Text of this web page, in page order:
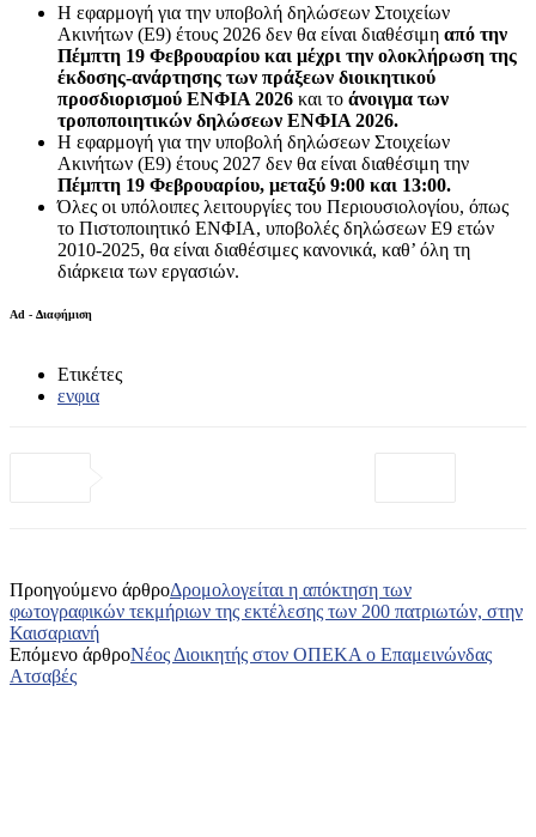
Η εφαρμογή για την υποβολή δηλώσεων Στοιχείων
Ακινήτων (Ε9) έτους 2026 δεν θα είναι διαθέσιμη από την
Πέμπτη 19 Φεβρουαρίου και μέχρι την ολοκλήρωση της
έκδοσης-ανάρτησης των πράξεων διοικητικού
προσδιορισμού ΕΝΦΙΑ 2026 και το άνοιγμα των
τροποποιητικών δηλώσεων ΕΝΦΙΑ 2026.
Η εφαρμογή για την υποβολή δηλώσεων Στοιχείων
Ακινήτων (Ε9) έτους 2027 δεν θα είναι διαθέσιμη την
Πέμπτη 19 Φεβρουαρίου, μεταξύ 9:00 και 13:00.
Όλες οι υπόλοιπες λειτουργίες του Περιουσιολογίου, όπως
το Πιστοποιητικό ΕΝΦΙΑ, υποβολές δηλώσεων Ε9 ετών
2010-2025, θα είναι διαθέσιμες κανονικά, καθ’ όλη τη
διάρκεια των εργασιών.
Ad - Διαφήμιση
Ετικέτες
ενφια
Προηγούμενο άρθροΔρομολογείται η απόκτηση των
φωτογραφικών τεκμήριων της εκτέλεσης των 200 πατριωτών, στην
Καισαριανή
Επόμενο άρθροΝέος Διοικητής στον ΟΠΕΚΑ ο Επαμεινώνδας
Ατσαβές